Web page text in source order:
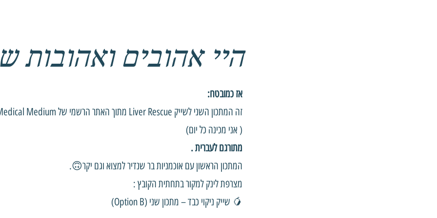
היי אהובים ואהובות
אז כמובטח:
זה המתכון השני לשייק Liver Rescue מתוך האתר הרשמי של Medical Medium,
( אני מכינה כל יום)
מתורגם לעברית .
המתכון הראשון עם אוכמניות בר שנדיר למצוא וגם יקר🙃.
מצרפת לינק למקור בתחתית הקובץ :
🥭 שייק ניקוי כבד – מתכון שני (Option B)